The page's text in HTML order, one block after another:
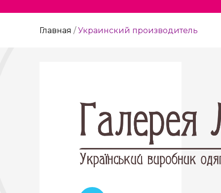
Главная /Украинский производитель